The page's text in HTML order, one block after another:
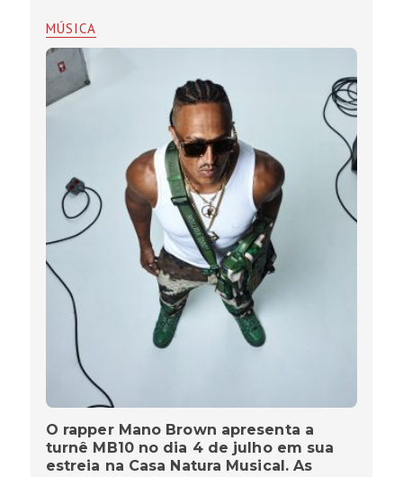
MÚSICA
O rapper Mano Brown apresenta a
turnê MB10 no dia 4 de julho em sua
estreia na Casa Natura Musical. As